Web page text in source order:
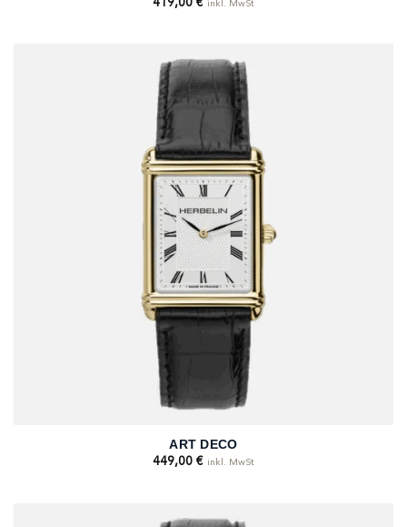
419,00 € inkl. MwSt
ART DECO
449,00 € inkl. MwSt